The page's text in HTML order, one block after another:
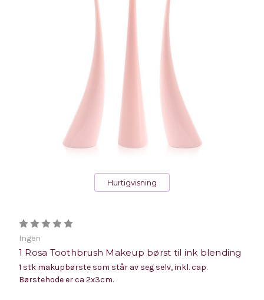
Hurtigvisning
Ingen
1 Rosa Toothbrush Makeup børst til ink blending
1 stk makupbørste som står av seg selv, inkl. cap.
Børstehode er ca 2x3cm.